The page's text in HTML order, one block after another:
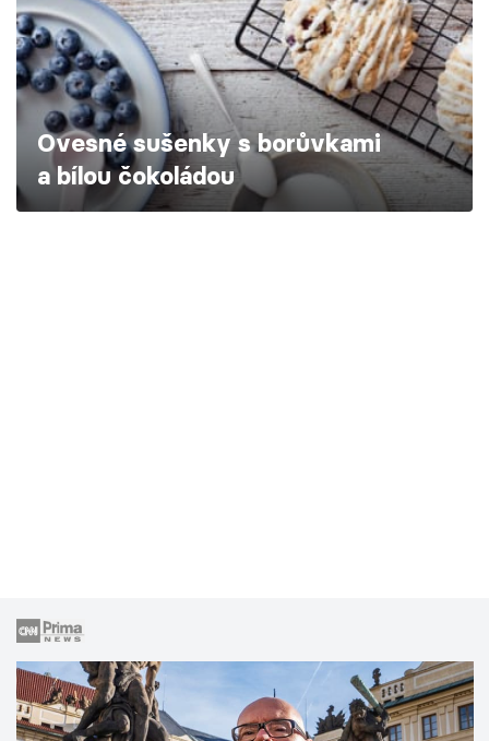
Škola vaření
Recepty z TV
Speciál: Cuketa
Těhotnej kuchař
Ovesné sušenky s borůvkami
a bílou čokoládou